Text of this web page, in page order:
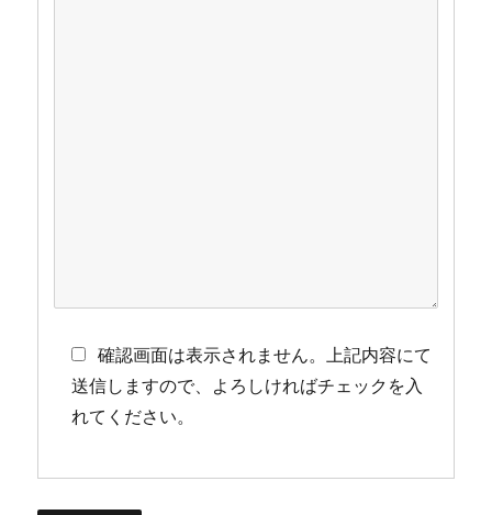
確認画面は表示されません。上記内容にて
送信しますので、よろしければチェックを入
れてください。